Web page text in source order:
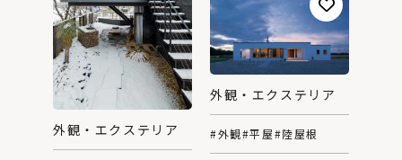
外観・エクステリア
外観・エクステリア
#外観#平屋#陸屋根